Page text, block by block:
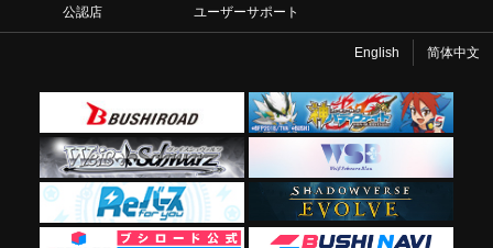
公認店
ユーザーサポート
English 简体中文